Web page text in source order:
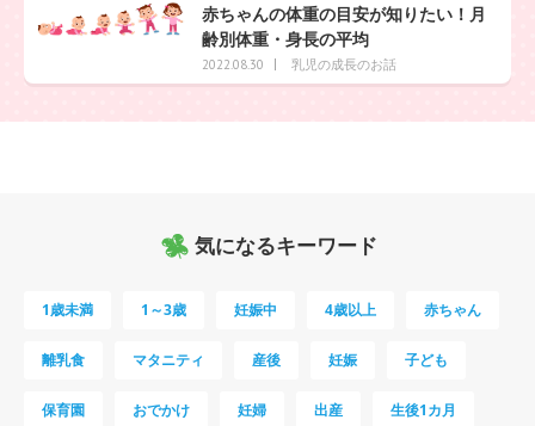
赤ちゃんの体重の目安が知りたい！月
齢別体重・身長の平均
2022.08.30 乳児の成長のお話
気になるキーワード
1歳未満 1～3歳 妊娠中 4歳以上 赤ちゃん
離乳食 マタニティ 産後 妊娠 子ども
保育園 おでかけ 妊婦 出産 生後1カ月